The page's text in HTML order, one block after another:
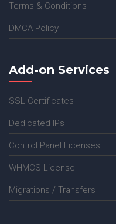
Terms & Conditions
DMCA Policy
Add-on Services
SSL Certificates
Dedicated IPs
Control Panel Licenses
WHMCS License
Migrations / Transfers